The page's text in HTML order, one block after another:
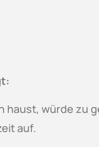
haust, würde zu
auf.